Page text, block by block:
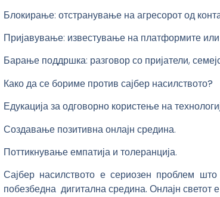
Блокирање: отстранување на агресорот од
Пријавување: известување на платформите или
Барање поддршка: разговор со пријатели,
Како да се бориме против сајбер насилството?
Едукација за одговорно користење на
Создавање позитивна онлајн средина.
Поттикнување емпатија и толеранција.
Сајбер насилството е сериозен проблем
побезбедна дигитална средина. Онлајн светот